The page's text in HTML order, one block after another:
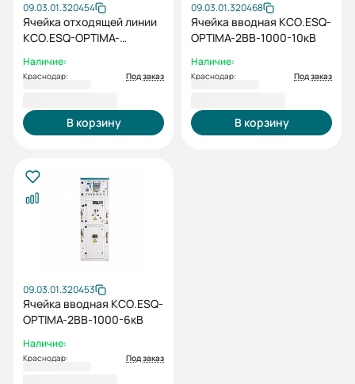
09.03.01.320454
Ячейка отходящей линии
КСО.ESQ-OPTIMA-
Наличие:
Краснодар: Под заказ
В корзину
09.03.01.320468
Ячейка вводная КСО.ESQ-
OPTIMA-2ВВ-1000-10кВ
Наличие:
Краснодар: Под заказ
В корзину
09.03.01.320453
Ячейка вводная КСО.ESQ-
OPTIMA-2ВВ-1000-6кВ
Наличие:
Краснодар: Под заказ